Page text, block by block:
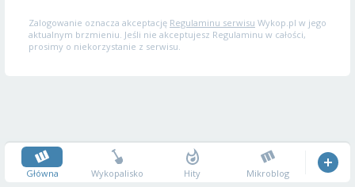
Zalogowanie oznacza akceptację Regulaminu serwisu Wykop.pl w jego
aktualnym brzmieniu. Jeśli nie akceptujesz Regulaminu w całości,
prosimy o niekorzystanie z serwisu.
Główna Wykopalisko Hity Mikroblog